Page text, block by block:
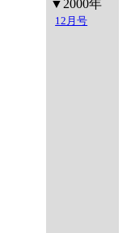
▼2000年
12月号